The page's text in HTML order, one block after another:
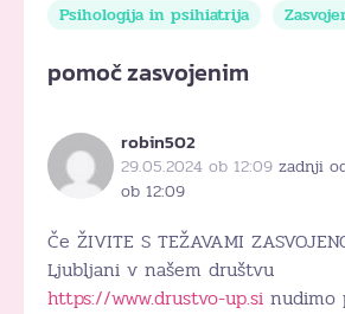
Psihologija in psihiatrija
pomoč zasvojenim
robin502
29.05.2024 ob 12:09 zadnji
ob 12:09
Če ŽIVITE S TEŽAVAMI
Ljubljani v našem društvu
https://www.drustvo-up.si nudimo